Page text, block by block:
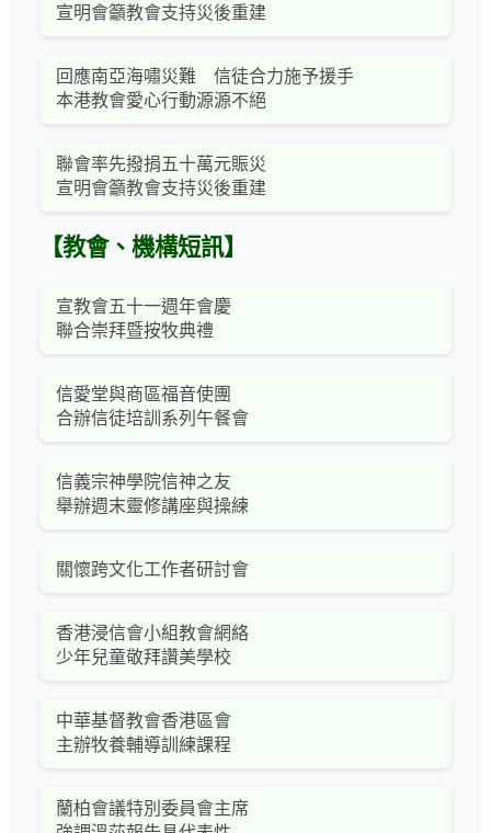
宣明會籲教會支持災後重建
回應南亞海嘯災難 信徒合力施予援手
本港教會愛心行動源源不絕
聯會率先撥捐五十萬元賑災
宣明會籲教會支持災後重建
【教會、機構短訊】
宣教會五十一週年會慶
聯合崇拜暨按牧典禮
信愛堂與商區福音使團
合辦信徒培訓系列午餐會
信義宗神學院信神之友
舉辦週末靈修講座與操練
關懷跨文化工作者研討會
香港浸信會小組教會網絡
少年兒童敬拜讚美學校
中華基督教會香港區會
主辦牧養輔導訓練課程
蘭柏會議特別委員會主席